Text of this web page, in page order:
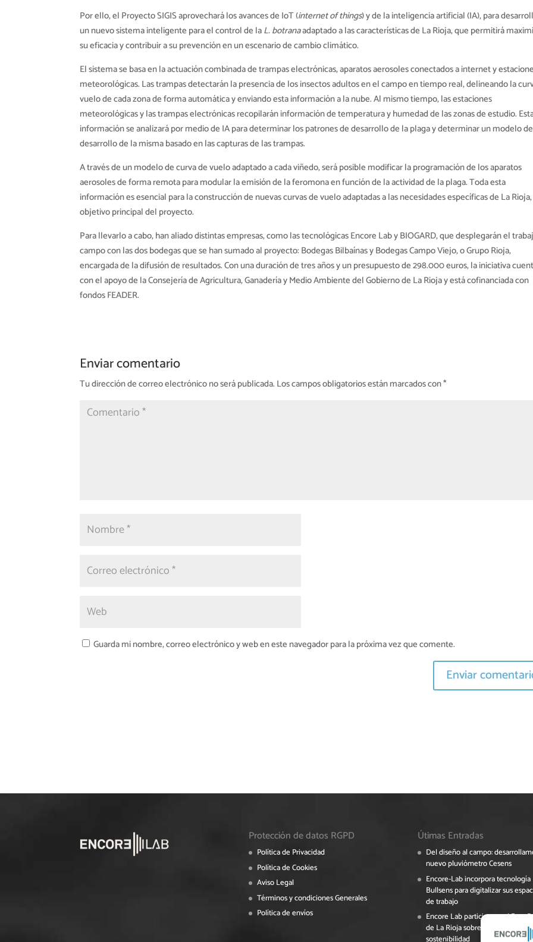
Por ello, el Proyecto SIGIS aprovechará los avances de IoT (internet of things) y de la inteligencia artificial (IA), para
un nuevo sistema inteligente para el control de laL. botranaadaptado a las características de La Rioja, que permitirá
su eficacia y contribuir a su prevención en un escenario de cambio climático.
El sistema se basa en la actuación combinada de trampas electrónicas, aparatos aerosoles conectados a internet y
meteorológicas. Las trampas detectarán la presencia de los insectos adultos en el campo en tiempo real, delineando la
vuelo de cada zona de forma automática y enviando esta información a la nube. Al mismo tiempo, las estaciones
meteorológicas y las trampas electrónicas recopilarán información de temperatura y humedad de las zonas de estudio.
información se analizará por medio de IA para determinar los patrones de desarrollo de la plaga y determinar un modelo de
desarrollo de la misma basado en las capturas de las trampas.
A través de un modelo de curva de vuelo adaptado a cada viñedo, será posible modificar la programación de los aparatos
aerosoles de forma remota para modular la emisión de la feromona en función de la actividad de la plaga. Toda esta
información es esencial para la construcción de nuevas curvas de vuelo adaptadas a las necesidades específicas de La Rioja,
objetivo principal del proyecto.
Para llevarlo a cabo, han aliado distintas empresas, como las tecnológicas Encore Lab y BIOGARD, que desplegarán el
campo con las dos bodegas que se han sumado al proyecto: Bodegas Bilbaínas y Bodegas Campo Viejo, o Grupo Rioja,
encargada de la difusión de resultados. Con una duración de tres años y un presupuesto de 298.000 euros, la iniciativa
con el apoyo de la Consejería de Agricultura, Ganadería y Medio Ambiente del Gobierno de La Rioja y está cofinanciada con
fondos FEADER.
Enviar comentario
Tu dirección de correo electrónico no será publicada. Los campos obligatorios están marcados con*
Guarda mi nombre, correo electrónico y web en este navegador para la próxima vez que comente.
Protección de datos RGPD
Política de Privacidad
Política de Cookies
Aviso Legal
Términos y condiciones Generales
Política de envíos
Útimas Entradas
Del diseño al campo:
nuevo pluviómetro Cesens
Encore-Lab incorpora tecnología
Bullsens para digitalizar sus
de trabajo
Encore Lab participa en el Foro
de La Rioja sobre digitalización y
sostenibilidad